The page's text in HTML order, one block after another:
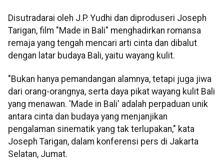
Disutradarai oleh J.P. Yudhi dan diproduseri Joseph
Tarigan, film "Made in Bali" menghadirkan romansa
remaja yang tengah mencari arti cinta dan dibalut
dengan latar budaya Bali, yaitu wayang kulit.
"Bukan hanya pemandangan alamnya, tetapi juga jiwa
dari orang-orangnya, serta daya pikat wayang kulit Bali
yang menawan. 'Made in Bali' adalah perpaduan unik
antara cinta dan budaya yang menjanjikan
pengalaman sinematik yang tak terlupakan," kata
Joseph Tarigan, dalam konferensi pers di Jakarta
Selatan, Jumat.